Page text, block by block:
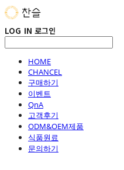
LOG IN 로그인
HOME
CHANCEL
구매하기
이벤트
QnA
고객후기
ODM&OEM제품
식품원료
문의하기